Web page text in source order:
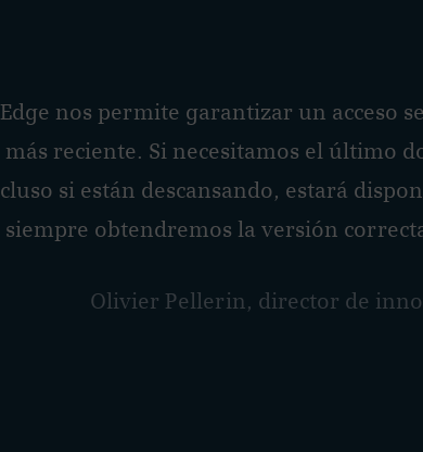
nos permite garantizar un acceso
reciente. Si necesitamos el último
si están descansando, estará
obtendremos la versión
Olivier Pellerin, director de